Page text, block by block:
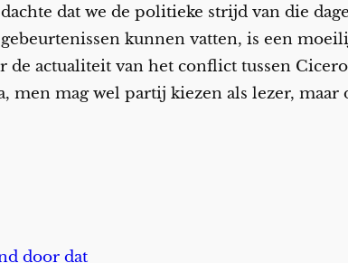
dat we de politieke strijd van die
kunnen vatten, is een
de actualiteit van het conflict tussen
men mag wel partij kiezen als lezer,
door dat